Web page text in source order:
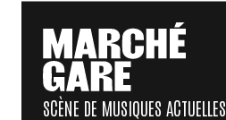
SCÈNE DE MUSIQUES ACTUELLES